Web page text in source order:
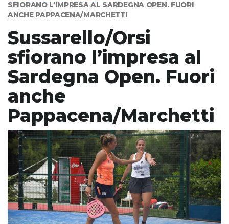
SFIORANO L’IMPRESA AL SARDEGNA OPEN. FUORI
ANCHE PAPPACENA/MARCHETTI
Sussarello/Orsi
sfiorano l’impresa al
Sardegna Open. Fuori
anche
Pappacena/Marchetti